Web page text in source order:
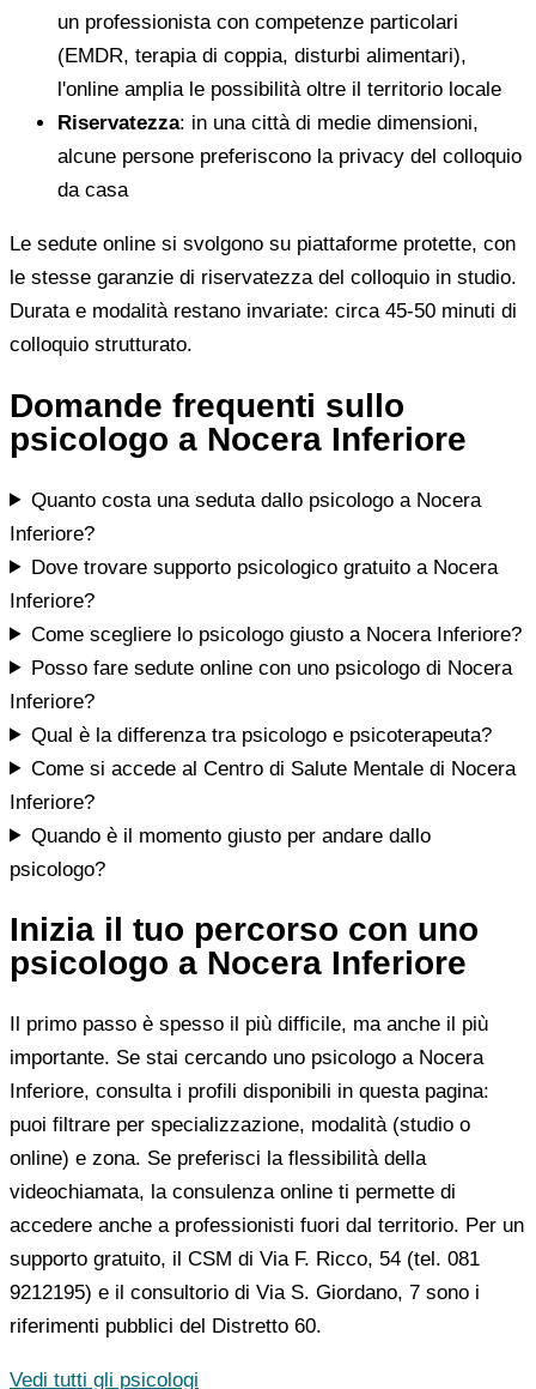
un professionista con competenze particolari
(EMDR, terapia di coppia, disturbi alimentari),
l'online amplia le possibilità oltre il territorio locale
Riservatezza: in una città di medie dimensioni,
alcune persone preferiscono la privacy del colloquio
da casa
Le sedute online si svolgono su piattaforme protette, con
le stesse garanzie di riservatezza del colloquio in studio.
Durata e modalità restano invariate: circa 45-50 minuti di
colloquio strutturato.
Domande frequenti sullo
psicologo a Nocera Inferiore
Quanto costa una seduta dallo psicologo a Nocera
Inferiore?
Dove trovare supporto psicologico gratuito a Nocera
Inferiore?
Come scegliere lo psicologo giusto a Nocera Inferiore?
Posso fare sedute online con uno psicologo di Nocera
Inferiore?
Qual è la differenza tra psicologo e psicoterapeuta?
Come si accede al Centro di Salute Mentale di Nocera
Inferiore?
Quando è il momento giusto per andare dallo
psicologo?
Inizia il tuo percorso con uno
psicologo a Nocera Inferiore
Il primo passo è spesso il più difficile, ma anche il più
importante. Se stai cercando uno psicologo a Nocera
Inferiore, consulta i profili disponibili in questa pagina:
puoi filtrare per specializzazione, modalità (studio o
online) e zona. Se preferisci la flessibilità della
videochiamata, la consulenza online ti permette di
accedere anche a professionisti fuori dal territorio. Per un
supporto gratuito, il CSM di Via F. Ricco, 54 (tel. 081
9212195) e il consultorio di Via S. Giordano, 7 sono i
riferimenti pubblici del Distretto 60.
Vedi tutti gli psicologi